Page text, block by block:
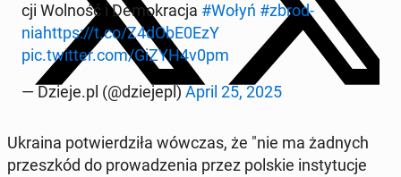
cji Wolność i De­mo­kra­cja #Wołyń #zbrod­
niahttps://t.co/Z4dObE0EzY
pic.twitter.com/GiZYH4v0pm
— Dzieje.pl (@dzie­jepl) April 25, 2025
Ukraina po­twier­dzi­ła wówczas, że "nie ma żadnych
prze­szkód do pro­wa­dze­nia przez polskie in­sty­tu­cje